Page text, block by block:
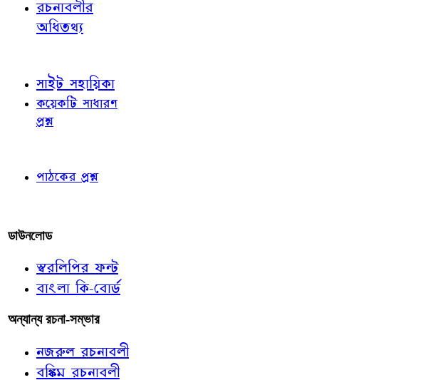
রচনাবলীর
অধিতথ্য
সাইট সহায়িকা
কয়েকটি সাধারণ
প্রশ্ন
পাঠকের প্রশ্ন
ডাউনলোড
স্বরলিপির ফন্ট
বাংলা কি-বোর্ড
অন্যান্য রচনা-সম্ভার
নজরুল রচনাবলী
বঙ্কিম রচনাবলী